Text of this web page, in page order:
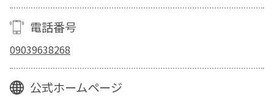
電話番号
09039638268
公式ホームページ